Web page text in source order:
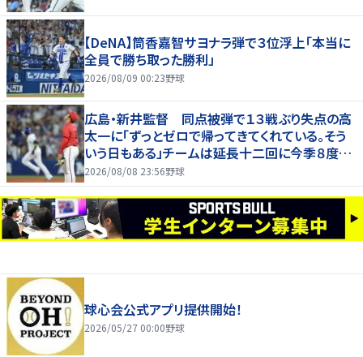
【DeNA】筒香嘉智サヨナラ弾で３位浮上「本当に
全員で勝ち取った勝利」
2026/08/09 00:23野球
広島・新井監督 同点被弾で１３戦ぶり失点の高
太一に「ずっとゼロで帰ってきてくれている。そう
いう日もある」チームは延長十二回に今季８度目
サヨナラ負け
2026/08/08 23:56野球
球心会公式アプリ提供開始！
2026/05/27 00:00野球